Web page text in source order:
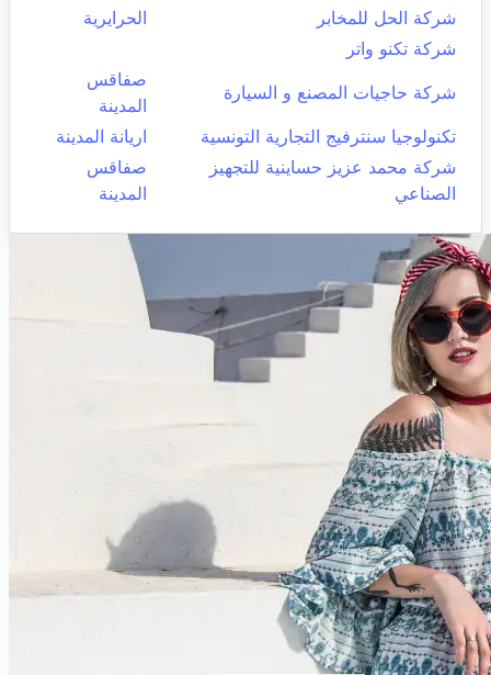
شركة الحل للمخابر
الحرايرية
شركة تكنو واتر
شركة حاجيات المصنع و السيارة
صفاقس
المدينة
تكنولوجيا سنترفيج التجارية التونسية
اريانة المدينة
شركة محمد عزيز حساينية للتجهيز
الصناعي
صفاقس
المدينة